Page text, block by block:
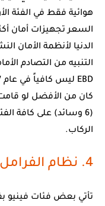
هوائية فقط في الفئة
السعر تجهيزات أمان
الدنيا لأنظمة الأمان
كان من الأفضل لو قامت
(6 وسائد) على كافة
الركاب.
4. نظام الفرامل (طنابير خلفية درام)